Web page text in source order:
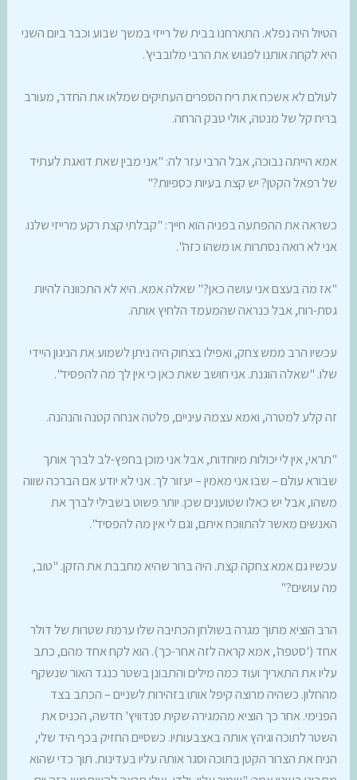
הטיול היה נפלא. התארחנו בבית של רייזי במשך שבוע וכבר ביום השני
היא לקחה אותנו לפגוש את הרבי מלובביץ'.
לעולם לא אשכח את ריח הספרים העתיקים שמלאו את החדר, מעורב
בריח קל של מנטה, אולי טבק הרחה.
אמא הייתה נבוכה, אבל הרבי עזר לה: "אני מבין שאת דואגת לעתיד
של רפאל הקטן? יש קצת בעיות כספיות?"
כשראה את ההפתעה בפניה הוא חייך: "קבלתי קצת רקע מרייזי שלנו.
אני לא רואה נסתרות או משהו כזה".
"אז מה בעצם אני עושה כאן?" שאלה אמא. היא לא התכוונה להיות
גסת-רוח, אבל כנראה שהמעמד הלחיץ אותה.
עכשיו הרב ממש צחק, ואפילו בצחוק היה ניתן לשמוע את הניגון היִידי
שלו. "שאלה הוגנת. אני חושב שאת כאן כי אין לך מה להפסיד".
זה קלע למטרה, ואמא עצמה עיניים, פלטה אנחה קטנה והנהנה.
"תראי, אין לי יכולות מיוחדות, אבל אני מוכן בחפץ-לב לברך אותך
שבורא עולם – שבו אני מאמין – יעזור לך. אני לא יודע אם הברכה שווה
משהו, אבל יש כאלו שטוענים שכן. יותר פשוט בשבילי לברך את
האנשים מאשר להתווכח איתם, וגם לי אין מה להפסיד".
עכשיו גם אמא צחקה קצת. היה ברור שהיא מחבבת את הזקן. "טוב,
מה עושים?"
הרב הוציא מתוך מגרה בשולחן הכתיבה שלו ערמת שטרות של דולר
אחד ('סטפה', אמא קראה לזה אחר-כך). הוא לקח אחד מהם, כתב
עליו את התאריך ועוד כמה מילים והתבונן בשטר כנגד האור שנשקף
מהחלון. כשהיה מרוצה קיפל אותו בזהירות לשניים – הכתב בצד
הפנימי. אחר כך הוציא מהמגירה שקית סנדוויץ' חדשה, הכניס את
השטר לתוכה וגיהץ אותה באצבעותיו. כשסיים החזיק בכף היד שלי,
הניח את הצרור הקטן בתוכה וסגר אותה עליו בעדינות. תוך כדי שהוא